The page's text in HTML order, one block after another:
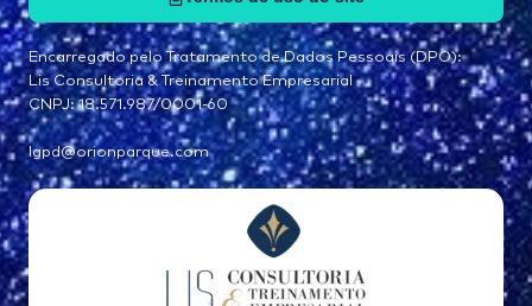
Encarregado pelo Tratamento de Dados Pessoais (DPO):
Lis Consultoria & Treinamento Empresarial
CNPJ: 18.571.987/0001-60
lgpd@orionparque.com